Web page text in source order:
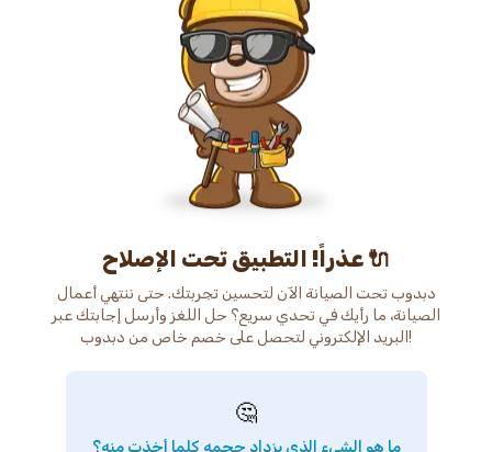
عذراً! التطبيق تحت الإصلاح 🔌
دبدوب تحت الصيانة الآن لتحسين تجربتك. حتى ننتهي أعمال
الصيانة، ما رأيك في تحدي سريع؟ حل اللغز وأرسل إجابتك عبر
البريد الإلكتروني لتحصل على خصم خاص من دبدوب!
🤔
ما هو الشيء الذي يزداد حجمه كلما أخذت منه؟